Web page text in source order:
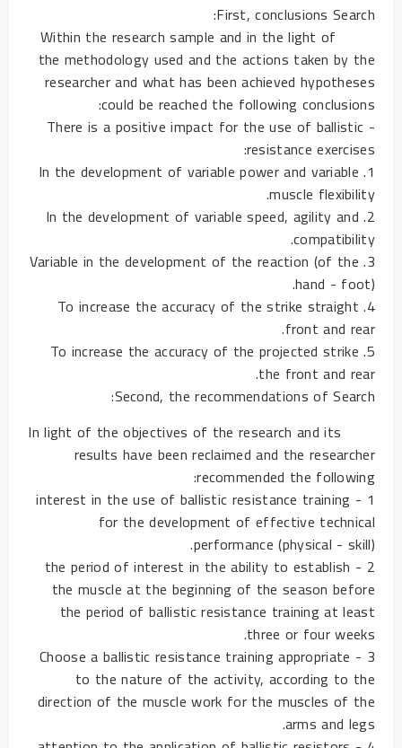
First, conclusions Search:
Within the research sample and in the light of
the methodology used and the actions taken by the
researcher and what has been achieved hypotheses
could be reached the following conclusions:
- There is a positive impact for the use of ballistic
resistance exercises:
1. In the development of variable power and variable
muscle flexibility.
2. In the development of variable speed, agility and
compatibility.
3. Variable in the development of the reaction (of the
hand - foot).
4. To increase the accuracy of the strike straight
front and rear.
5. To increase the accuracy of the projected strike
the front and rear.
Second, the recommendations of Search:
In light of the objectives of the research and its
results have been reclaimed and the researcher
recommended the following:
1 - interest in the use of ballistic resistance training
for the development of effective technical
performance (physical - skill).
2 - the period of interest in the ability to establish
the muscle at the beginning of the season before
the period of ballistic resistance training at least
three or four weeks.
3 - Choose a ballistic resistance training appropriate
to the nature of the activity, according to the
direction of the muscle work for the muscles of the
arms and legs.